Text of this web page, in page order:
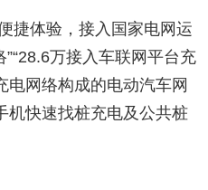
捷体验，接入国家电网运
万接入车联网平台充
电网络构成的电动汽车网
机快速找桩充电及公共桩